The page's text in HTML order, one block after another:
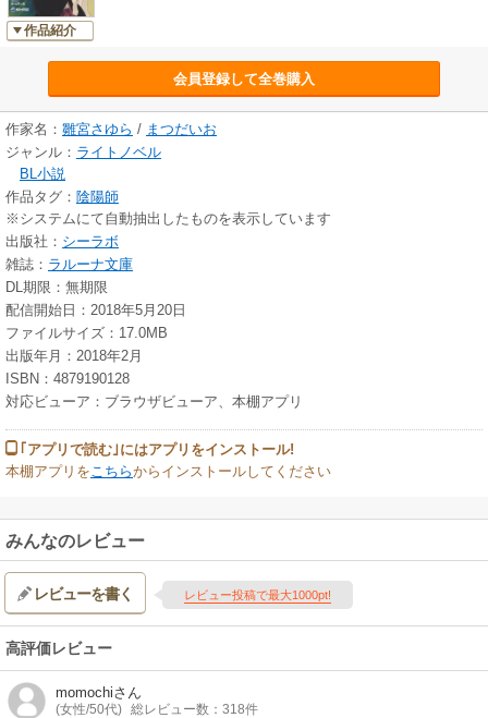
作品紹介
会員登録して全巻購入
作家名： 雛宮さゆら / まつだいお
ジャンル： ライトノベル
BL小説
作品タグ： 陰陽師
※システムにて自動抽出したものを表示しています
出版社： シーラボ
雑誌： ラルーナ文庫
DL期限：無期限
配信開始日：2018年5月20日
ファイルサイズ：17.0MB
出版年月：2018年2月
ISBN：4879190128
対応ビューア：ブラウザビューア、本棚アプリ
｢アプリで読む｣にはアプリをインストール!
本棚アプリを こちらからインストールしてください
みんなのレビュー
レビューを書く レビュー投稿で最大1000pt!
高評価レビュー
momochiさん
(女性/50代) 総レビュー数：318件